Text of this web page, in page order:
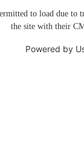
to load due to
the site with their
Powered by